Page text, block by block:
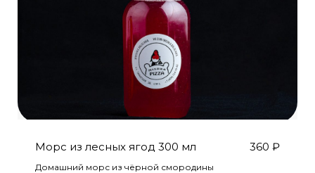
Морс из лесных ягод 300 мл 360 ₽
Домашний морс из чёрной смородины